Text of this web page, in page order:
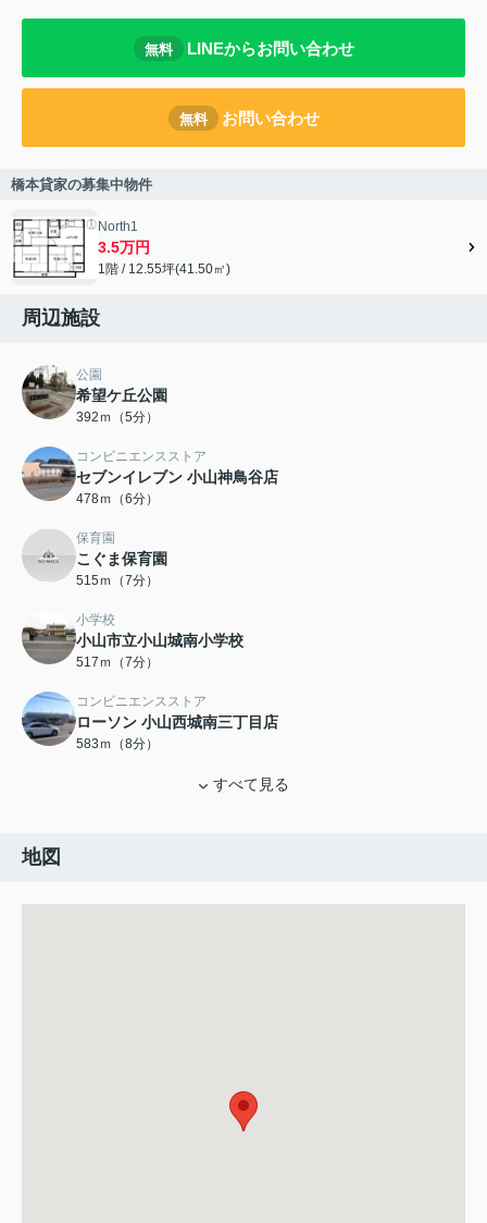
無料 LINEからお問い合わせ
無料 お問い合わせ
橋本貸家の募集中物件
North1
3.5万円
1階 / 12.55坪(41.50㎡)
周辺施設
公園
希望ケ丘公園
392ｍ（5分）
コンビニエンスストア
セブンイレブン 小山神鳥谷店
478ｍ（6分）
保育園
こぐま保育園
515ｍ（7分）
小学校
小山市立小山城南小学校
517ｍ（7分）
コンビニエンスストア
ローソン 小山西城南三丁目店
583ｍ（8分）
すべて見る
地図